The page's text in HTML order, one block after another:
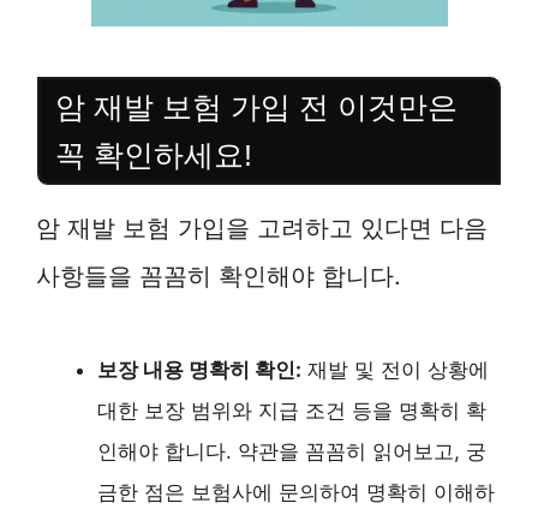
암 재발 보험 가입 전 이것만은
꼭 확인하세요!
암 재발 보험 가입을 고려하고 있다면 다음
사항들을 꼼꼼히 확인해야 합니다.
보장 내용 명확히 확인: 재발 및 전이 상황에
대한 보장 범위와 지급 조건 등을 명확히 확
인해야 합니다. 약관을 꼼꼼히 읽어보고, 궁
금한 점은 보험사에 문의하여 명확히 이해하